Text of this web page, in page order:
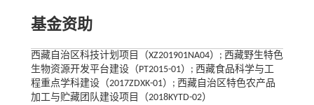
基金资助
西藏自治区科技计划项目（XZ201901NA04）; 西藏野生特色
生物资源开发平台建设（PT2015-01）; 西藏食品科学与工
程重点学科建设（2017ZDXK-01）; 西藏自治区特色农产品
加工与贮藏团队建设项目（2018KYTD-02）